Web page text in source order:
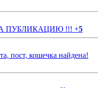
ПУБЛИКАЦИЮ !!! +5
пост, кошечка найдена!